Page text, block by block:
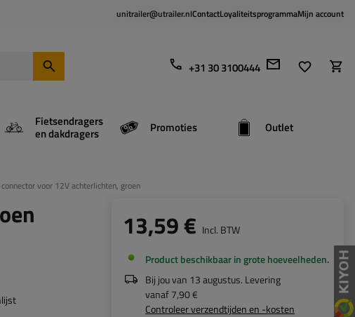
unitrailer@utrailer.nlContactLoyaliteitsprogrammaMijn account
+31 30 3100444
Fietsendragers
en dakdragers Promoties Outlet
voor 12V achterlichten, groen
13,59 € Incl. BTW
Product beschikbaar in grote hoeveelheden
Bij jou van 13 augustus. Levering
vanaf7,90 €
Controleer verzendtijden en -kosten